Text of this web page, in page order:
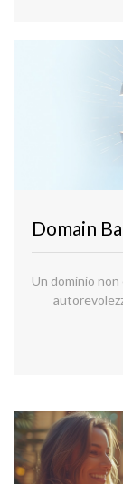
Un dominio
giuste
attrarre